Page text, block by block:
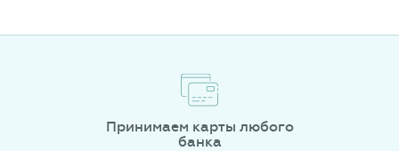
Принимаем карты любого
банка